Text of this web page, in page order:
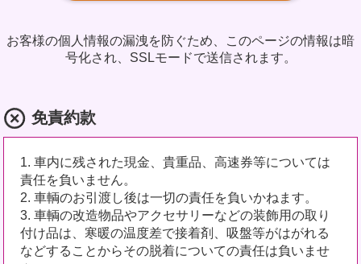
お客様の個人情報の漏洩を防ぐため、このページの情報は暗
号化され、SSLモードで送信されます。
免責約款
1. 車内に残された現金、貴重品、高速券等については
責任を負いません。
2. 車輌のお引渡し後は一切の責任を負いかねます。
3. 車輌の改造物品やアクセサリーなどの装飾用の取り
付け品は、寒暖の温度差で接着剤、吸盤等がはがれる
などすることからその脱着についての責任は負いませ